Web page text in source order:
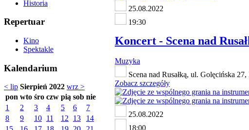
Historia
Repertuar
Kino
Spektakle
Kalendarium
< lip Sierpień 2022 wrz >
pon wto śro czw pią sob nie
1
2 3 4 5 6
7
8
9 10 11 12 13
14
25.08.2022
19:30
Koncert - Scena nad
Muzyka
Scena nad Rusałką, ul. Golęcińska 27,
Zobacz szczegóły
25.08.2022
18:00